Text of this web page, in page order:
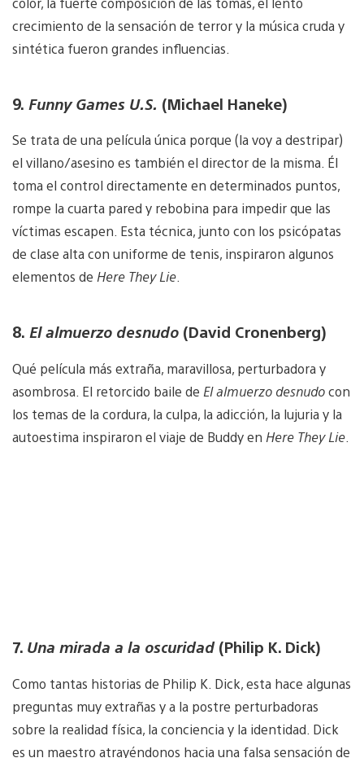
crecimiento de la sensación de terror y la música cruda y
sintética fueron grandes influencias.
9. Funny Games U.S. (Michael Haneke)
Se trata de una película única porque (la voy a destripar)
el villano/asesino es también el director de la misma. Él
toma el control directamente en determinados puntos,
rompe la cuarta pared y rebobina para impedir que las
víctimas escapen. Esta técnica, junto con los psicópatas
de clase alta con uniforme de tenis, inspiraron algunos
elementos de Here They Lie.
8. El almuerzo desnudo (David Cronenberg)
Qué película más extraña, maravillosa, perturbadora y
asombrosa. El retorcido baile de El almuerzo desnudocon
los temas de la cordura, la culpa, la adicción, la lujuria y la
autoestima inspiraron el viaje de Buddy en Here They Lie
7. Una mirada a la oscuridad(Philip K. Dick)
Como tantas historias de Philip K. Dick, esta hace algunas
preguntas muy extrañas y a la postre perturbadoras
sobre la realidad física, la conciencia y la identidad. Dick
es un maestro atrayéndonos hacia una falsa sensación de